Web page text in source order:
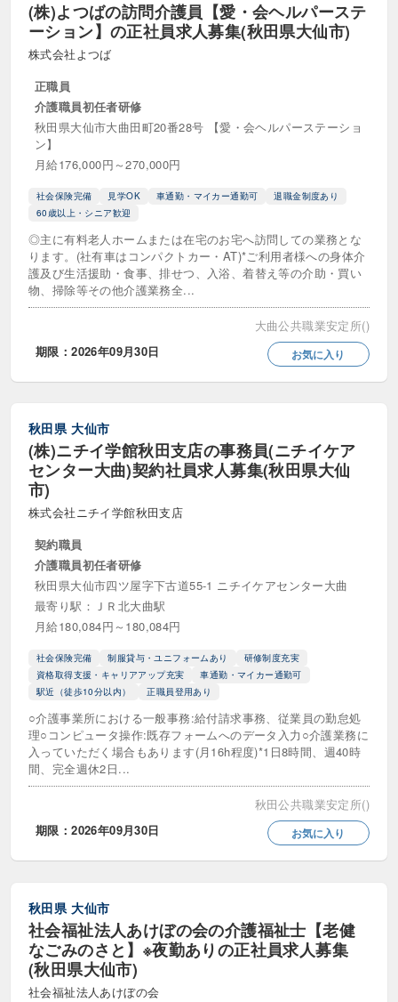
(株)よつばの訪問介護員【愛・会ヘルパーステ
ーション】の正社員求人募集(秋田県大仙市)
株式会社よつば
正職員
介護職員初任者研修
秋田県大仙市大曲田町20番28号 【愛・会ヘルパーステーショ
ン】
月給176,000円～270,000円
社会保険完備 見学OK 車通勤・マイカー通勤可
退職金制度あり
60歳以上・シニア歓迎
◎主に有料老人ホームまたは在宅のお宅へ訪問しての業務とな
ります。(社有車はコンパクトカー・AT)*ご利用者様への身体介
護及び生活援助・食事、排せつ、入浴、着替え等の介助・買い
物、掃除等その他介護業務全...
大曲公共職業安定所()
期限：2026年09月30日
お気に入り
秋田県 大仙市
(株)ニチイ学館秋田支店の事務員(ニチイケア
センター大曲)契約社員求人募集(秋田県大仙
市)
株式会社ニチイ学館秋田支店
契約職員
介護職員初任者研修
秋田県大仙市四ツ屋字下古道55-1 ニチイケアセンター大曲
最寄り駅：ＪＲ北大曲駅
月給180,084円～180,084円
社会保険完備 制服貸与・ユニフォームあり
研修制度充実
資格取得支援・キャリアアップ充実
車通勤・マイカー通勤可
駅近（徒歩10分以内）
正職員登用あり
○介護事業所における一般事務:給付請求事務、従業員の勤怠処
理○コンピュータ操作:既存フォームへのデータ入力○介護業務に
入っていただく場合もあります(月16h程度)*1日8時間、週40時
間、完全週休2日...
秋田公共職業安定所()
期限：2026年09月30日
お気に入り
秋田県 大仙市
社会福祉法人あけぼの会の介護福祉士【老健
なごみのさと】※夜勤ありの正社員求人募集
(秋田県大仙市)
社会福祉法人あけぼの会